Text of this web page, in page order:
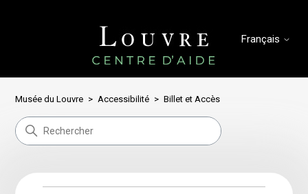
Français
Musée du Louvre Accessibilité Billet et Accès